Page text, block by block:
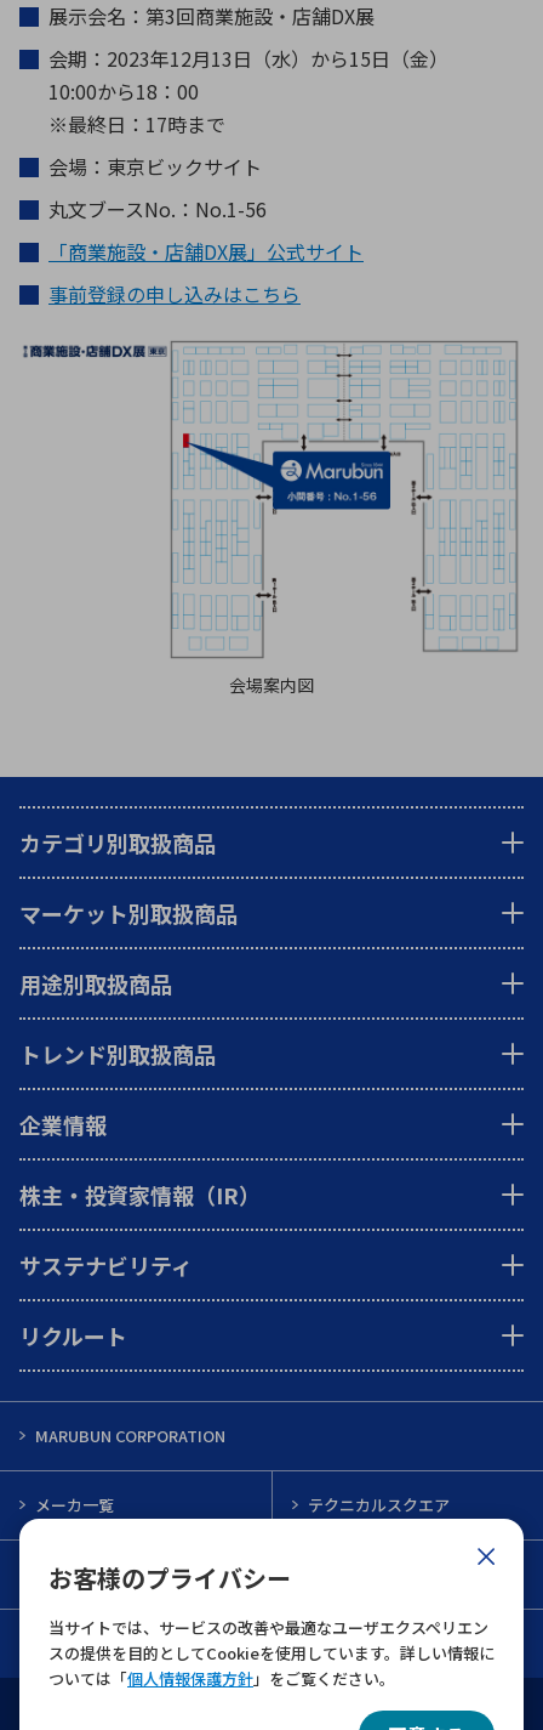
お客様のプライバシー
当サイトでは、サービスの改善や最適なユーザエクスペリエン
スの提供を目的としてCookieを使用しています。詳しい情報に
ついては「個人情報保護方針」をご覧ください。
展示会名：第3回商業施設・店舗DX展
会期：2023年12月13日（水）から15日（金）
10:00から18：00
※最終日：17時まで
会場：東京ビックサイト
丸文ブースNo.：No.1-56
「商業施設・店舗DX展」公式サイト
事前登録の申し込みはこちら
会場案内図
カテゴリ別取扱商品
マーケット別取扱商品
用途別取扱商品
トレンド別取扱商品
企業情報
株主・投資家情報（IR）
サステナビリティ
リクルート
MARUBUN CORPORATION
メーカ一覧 テクニカルスクエア
インフォメーション
お問い合わせ
個人情報保護について